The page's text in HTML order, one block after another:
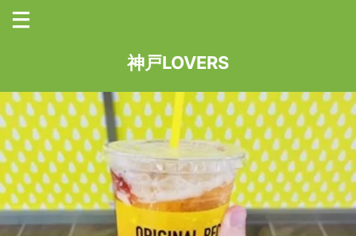
神戸LOVERS